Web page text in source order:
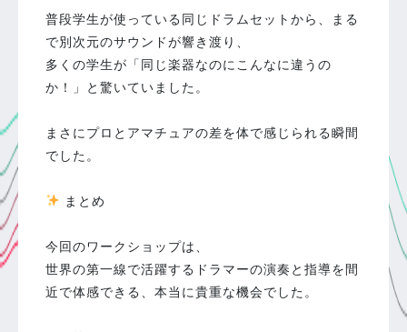
普段学生が使っている同じドラムセットから、まる
で別次元のサウンドが響き渡り、
多くの学生が「同じ楽器なのにこんなに違うの
か！」と驚いていました。
まさにプロとアマチュアの差を体で感じられる瞬間
でした。
まとめ
今回のワークショップは、
世界の第一線で活躍するドラマーの演奏と指導を間
近で体感できる、本当に貴重な機会でした。